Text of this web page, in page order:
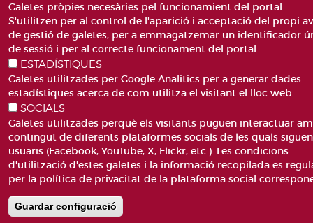
Galetes pròpies necesàries pel funcionamient del portal.
S'utilitzen per al control de l'aparició i acceptació del propi
de gestió de galetes, per a emmagatzemar un identificador
de sessió i per al correcte funcionament del portal.
ESTADÍSTIQUES
Galetes utilitzades per Google Analitics per a generar dades
estadístiques acerca de com utilitza el visitant el lloc web.
SOCIALS
Galetes utilitzades perquè els visitants puguen interactuar
contingut de diferents plataformes socials de les quals siguen
usuaris (Facebook, YouTube, X, Flickr, etc.). Les condicions
d'utilització d'estes galetes i la informació recopilada es
per la política de privacitat de la plataforma social
Guardar configuració